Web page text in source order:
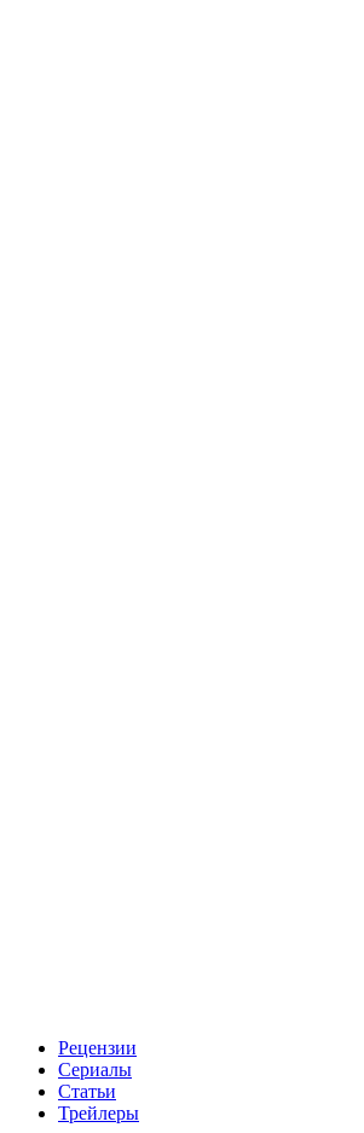
Рецензии
Сериалы
Статьи
Трейлеры